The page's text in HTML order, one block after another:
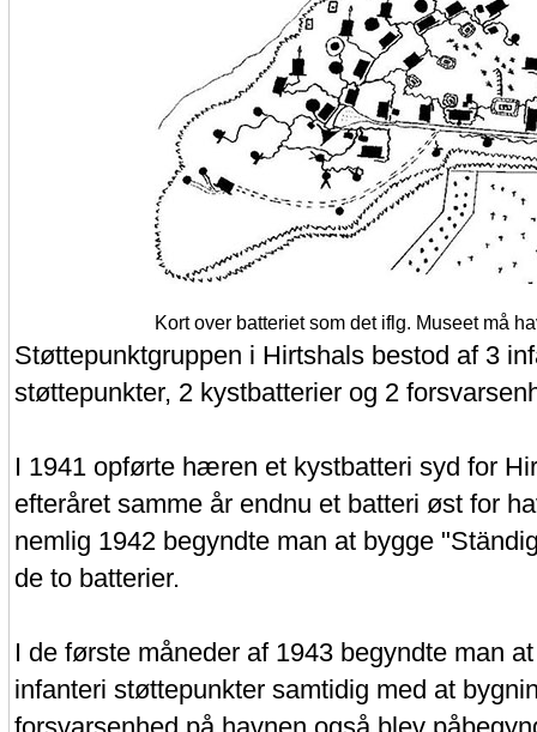
Kort over batteriet som det iflg. Museet må
Støttepunktgruppen i Hirtshals bestod af 3
støttepunkter, 2 kystbatterier og 2
I 1941 opførte hæren et kystbatteri syd for
efteråret samme år endnu et batteri øst for
nemlig 1942 begyndte man at bygge
de to batterier.
I de første måneder af 1943 begyndte man
infanteri støttepunkter samtidig med at